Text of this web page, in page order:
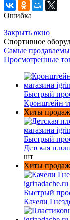
Ошибка
Закрыть окно
Спортивное
Самые
Просмотренные
Быстрый
Кронштейн
Хиты продаж
Быстрый
Детская
шт
Хиты продаж
Быстрый
Качели